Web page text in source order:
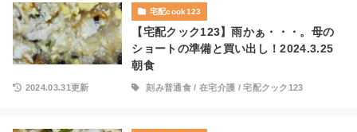
宅配cook123
【宅配クック123】雨かぁ・・・。母の
ショートの準備と買い出し！2024.3.25
朝食
2024.03.31更新 刻み普通食/ 在宅介護 /宅配クック123